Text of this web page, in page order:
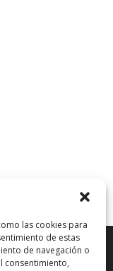
las cookies para
de estas
de navegación o
consentimiento,